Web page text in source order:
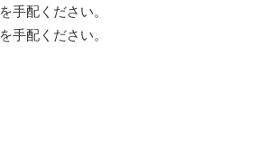
を手配ください。
を手配ください。